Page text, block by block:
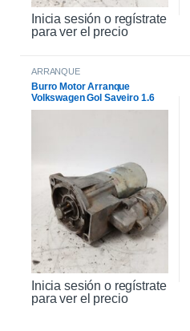
Inicia sesión o regístrate
para ver el precio
ARRANQUE
Burro Motor Arranque
Volkswagen Gol Saveiro 1.6
Inicia sesión o regístrate
para ver el precio